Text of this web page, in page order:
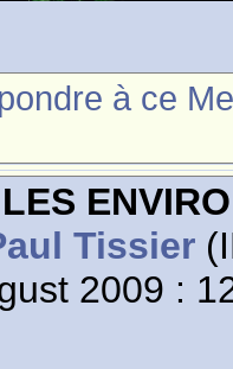
à ce
Tissier
2009 :